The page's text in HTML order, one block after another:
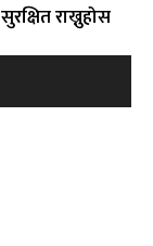
राख्नुहोस